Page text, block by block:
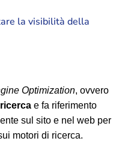
la visibilità della
Optimization, ovvero
e fa riferimento
sul sito e nel web per
motori di ricerca.